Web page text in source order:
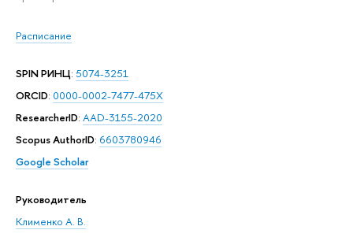
Расписание
SPIN РИНЦ: 5074-3251
ORCID: 0000-0002-7477-475X
ResearcherID: AAD-3155-2020
Scopus AuthorID: 6603780946
Google Scholar
Руководитель
Клименко А. В.